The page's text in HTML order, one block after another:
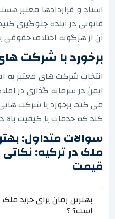
اسناد و قراردادها معتبر
قانونی در آینده جلوگیری
آن از هرگونه اختلاف
برخورد با شرکت
انتخاب شرکت های معتبر به
ایمن در سرمایه گذاری در
می کند. برخورد با شرکت
کند که خدمات با کیفیت بالا
سوالات متداول:
ملک در ترکیه:
قیمت
بهترین زمان برای خرید
است؟ ؟